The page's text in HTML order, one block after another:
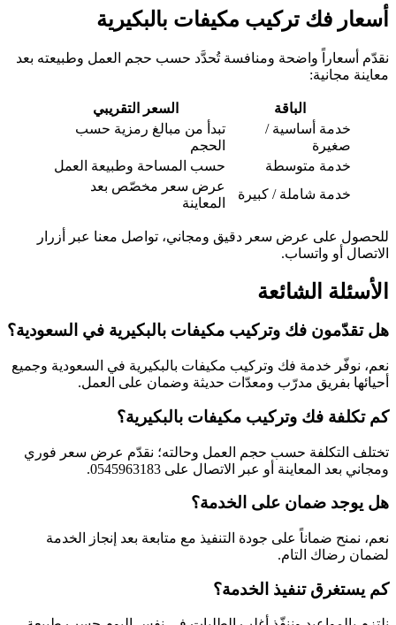
أسعار فك تركيب مكيفات بالبكيرية
نقدّم أسعاراً واضحة ومنافسة تُحدَّد حسب حجم العمل وطبيعته بعد
معاينة مجانية:
الباقة
السعر التقريبي
خدمة أساسية /
صغيرة
تبدأ من مبالغ رمزية حسب
الحجم
خدمة متوسطة
حسب المساحة وطبيعة العمل
خدمة شاملة / كبيرة
عرض سعر مخصّص بعد
المعاينة
للحصول على عرض سعر دقيق ومجاني، تواصل معنا عبر أزرار
الاتصال أو واتساب.
الأسئلة الشائعة
هل تقدّمون فك وتركيب مكيفات بالبكيرية في السعودية؟
نعم، نوفّر خدمة فك وتركيب مكيفات بالبكيرية في السعودية وجميع
أحيائها بفريق مدرّب ومعدّات حديثة وضمان على العمل.
كم تكلفة فك وتركيب مكيفات بالبكيرية؟
تختلف التكلفة حسب حجم العمل وحالته؛ نقدّم عرض سعر فوري
ومجاني بعد المعاينة أو عبر الاتصال على 0545963183.
هل يوجد ضمان على الخدمة؟
نعم، نمنح ضماناً على جودة التنفيذ مع متابعة بعد إنجاز الخدمة
لضمان رضاك التام.
كم يستغرق تنفيذ الخدمة؟